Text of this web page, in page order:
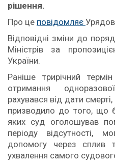
рішення.
Про це повідомляє
Відповідні зміни до
Міністрів за
України.
Раніше трирічний
отримання
рахувався від дати
призводило до того, що
яких суд оголошував
періоду відсутності,
допомогу через сплив
ухвалення самого